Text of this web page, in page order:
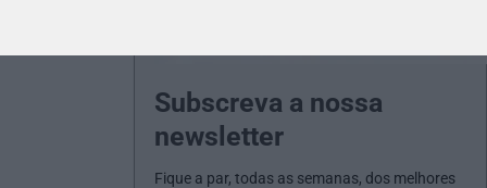
Subscreva a nossa
newsletter
Fique a par, todas as semanas, dos melhores